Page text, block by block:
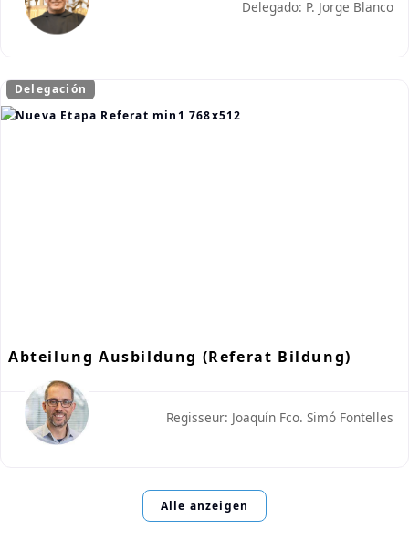
Delegado: P. Jorge Blanco
Delegación
Abteilung Ausbildung (Referat Bildung)
Regisseur: Joaquín Fco. Simó Fontelles
Alle anzeigen